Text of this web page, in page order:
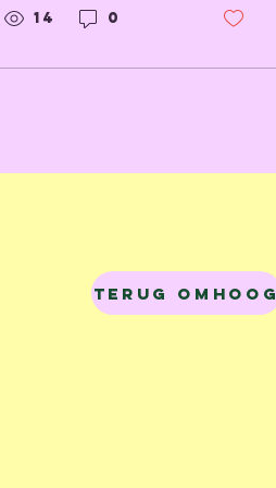
2020 en wat
vriendschappen
14 0
Terug omhoog